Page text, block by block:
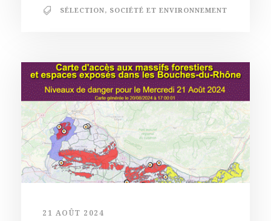
SÉLECTION, SOCIÉTÉ ET ENVIRONNEMENT
21 AOÛT 2024